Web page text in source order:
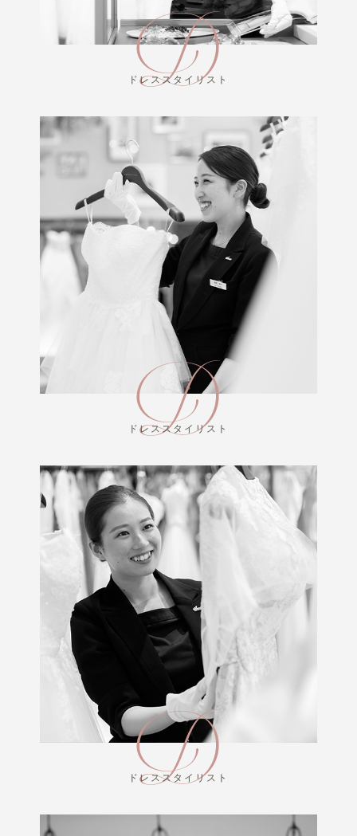
ドレススタイリスト
ドレススタイリスト
ドレススタイリスト